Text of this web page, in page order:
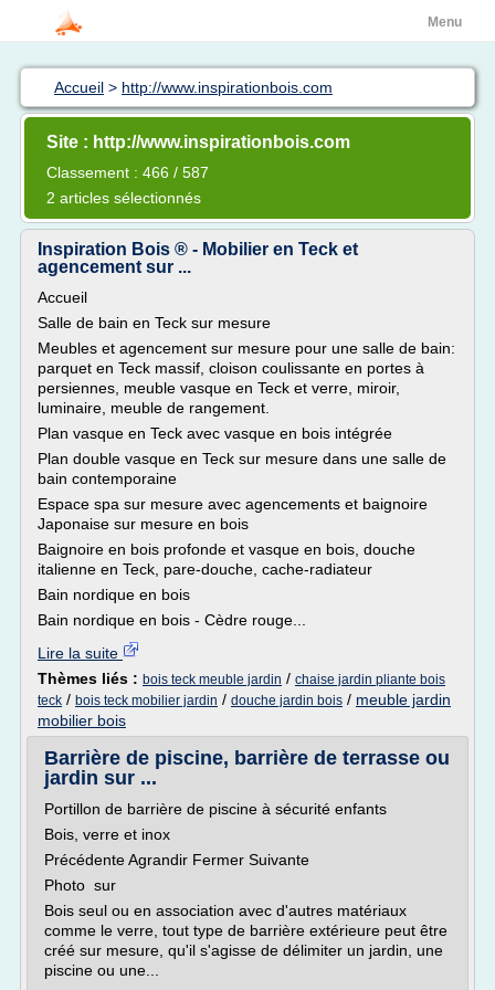
Menu
Accueil > http://www.inspirationbois.com
Site : http://www.inspirationbois.com
Classement : 466 / 587
2 articles sélectionnés
Inspiration Bois ® - Mobilier en Teck et
agencement sur ...
Accueil
Salle de bain en Teck sur mesure
Meubles et agencement sur mesure pour une salle de bain:
parquet en Teck massif, cloison coulissante en portes à
persiennes, meuble vasque en Teck et verre, miroir,
luminaire, meuble de rangement.
Plan vasque en Teck avec vasque en bois intégrée
Plan double vasque en Teck sur mesure dans une salle de
bain contemporaine
Espace spa sur mesure avec agencements et baignoire
Japonaise sur mesure en bois
Baignoire en bois profonde et vasque en bois, douche
italienne en Teck, pare-douche, cache-radiateur
Bain nordique en bois
Bain nordique en bois - Cèdre rouge...
Lire la suite
Thèmes liés : bois teck meuble jardin / chaise jardin pliante bois
teck / bois teck mobilier jardin / douche jardin bois / meuble jardin
mobilier bois
Barrière de piscine, barrière de terrasse ou
jardin sur ...
Portillon de barrière de piscine à sécurité enfants
Bois, verre et inox
Précédente Agrandir Fermer Suivante
Photo sur
Bois seul ou en association avec d'autres matériaux
comme le verre, tout type de barrière extérieure peut être
créé sur mesure, qu'il s'agisse de délimiter un jardin, une
piscine ou une...